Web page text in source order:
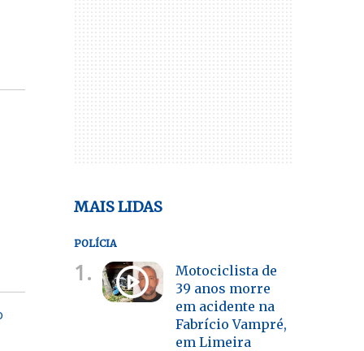
MAIS LIDAS
POLÍCIA
1.
Motociclista de
39 anos morre
em acidente na
Fabrício Vampré,
em Limeira